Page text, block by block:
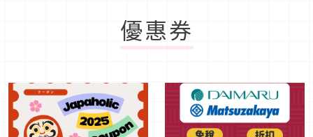
優惠券